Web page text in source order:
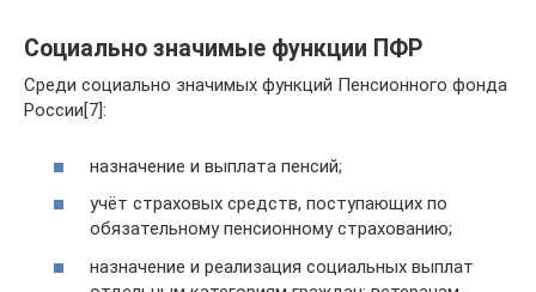
Социально значимые функции ПФР
Среди социально значимых функций Пенсионного фонда
России[7]:
назначение и выплата пенсий;
учёт страховых средств, поступающих по
обязательному пенсионному страхованию;
назначение и реализация социальных выплат